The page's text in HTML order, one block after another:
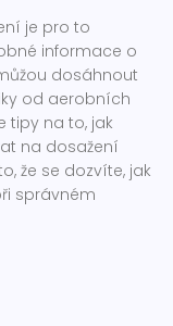
je pro to
informace o
dosáhnout
od aerobních
tipy na to, jak
na dosažení
že se dozvíte, jak
správném